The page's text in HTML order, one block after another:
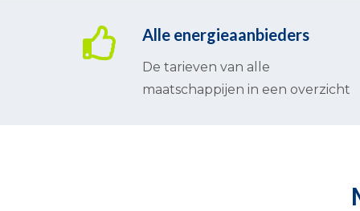
Alle energieaanbieders
De tarieven van alle
maatschappijen in een overzicht